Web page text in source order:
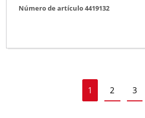
Número de artículo 4419132
1 2 3